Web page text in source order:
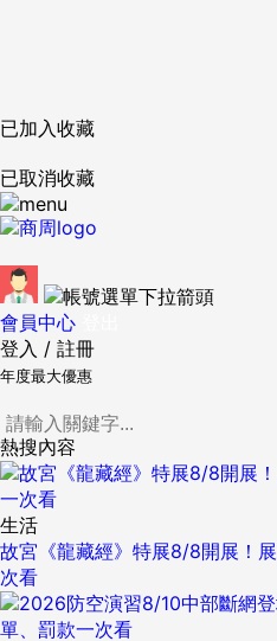
已加入收藏
已取消收藏
會員中心
登入 / 註冊
年度最大優惠
熱搜內容
生活
故宮《龍藏經》特展8/8開展！
次看